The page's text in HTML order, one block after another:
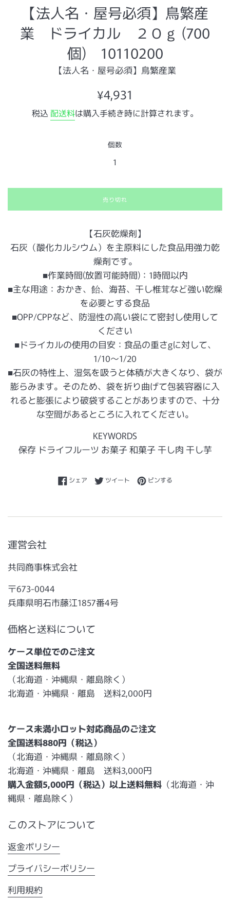
【法人名・屋号必須】鳥繁産
業 ドライカル ２０ｇ (700
個) 10110200
【法人名・屋号必須】鳥繁産業
通
価
¥4,931
税込 配送料は購入手続き時に計算されます。
個数
売り切れ
【石灰乾燥剤】
石灰（酸化カルシウム）を主原料にした食品用強力乾
燥剤です。
■作業時間(放置可能時間)：1時間以内
■主な用途：おかき、飴、海苔、干し椎茸など強い乾燥
を必要とする食品
■OPP/CPPなど、防湿性の高い袋にて密封し使用して
ください
■ドライカルの使用の目安：食品の重さgに対して、
1/10〜1/20
■石灰の特性上、湿気を吸うと体積が大きくなり、袋が
膨らみます。そのため、袋を折り曲げて包装容器に入
れると膨張により破袋することがありますので、十分
な空間があるところに入れてください。
KEYWORDS
保存 ドライフルーツ お菓子 和菓子 干し肉 干し芋
シェアFacebookでシェアする
ツイートTwitterに投稿する
ピンするPinterestでピンする
運営会社
共同商事株式会社
〒673-0044
兵庫県明石市藤江1857番4号
価格と送料について
ケース単位でのご注文
全国送料無料
（北海道・沖縄県・離島除く）
北海道・沖縄県・離島 送料2,000円
ケース未満小ロット対応商品のご注文
全国送料880円（税込）
（北海道・沖縄県・離島除く）
北海道・沖縄県・離島 送料3,000円
購入金額5,000円（税込）以上送料無料 （北海道・沖
縄県・離島除く）
このストアについて
返金ポリシー
プライバシーポリシー
利用規約